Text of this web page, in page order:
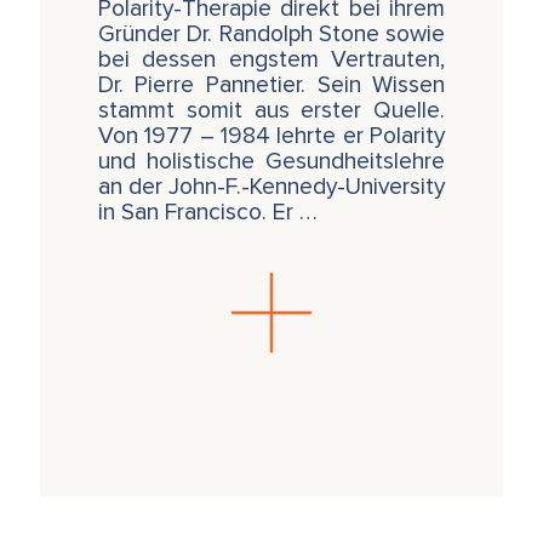
Formungsprozess auf, wie er in der
Embryologie und Morphogenese zu sehen
ist – von der Zelle selbst bis zur Bildung
des Nervensystems und anderer
Organsysteme.
Handlung und Verkörperung - Dies ist das
Herzstück und Hauptanliegen des Körpers,
unterstützt und informiert durch das
Vorprogrammierung als auch auf
Polarity-Therapie direkt bei ihrem
Gründer Dr. Randolph Stone sowie
bei dessen engstem Vertrauten,
Dr. Pierre Pannetier. Sein Wissen
stammt somit aus erster Quelle.
Von 1977 – 1984 lehrte er Polarity
und holistische Gesundheitslehre
an der John-F.-Kennedy-University
in San Francisco. Er …